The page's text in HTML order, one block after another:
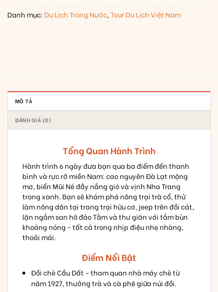
Danh mục: Du Lịch Trong Nước,Tour Du Lịch Việt Nam
MÔ TẢ
ĐÁNH GIÁ (0)
Tổng Quan Hành Trình
Hành trình 6 ngày đưa bạn qua ba điểm đến thanh
bình và rực rỡ miền Nam: cao nguyên Đà Lạt mộng
mơ, biển Mũi Né đầy nắng gió và vịnh Nha Trang
trong xanh. Bạn sẽ khám phá nông trại trà cổ, thử
làm nông dân tại trang trại hữu cơ, jeep trên đồi cát,
lặn ngắm san hô đảo Tằm và thư giãn với tắm bùn
khoáng nóng - tất cả trong nhịp điệu nhẹ nhàng,
thoải mái.
Điểm Nổi Bật
Đồi chè Cầu Đất - tham quan nhà máy chè từ
năm 1927, thưởng trà và cà phê giữa núi đồi.